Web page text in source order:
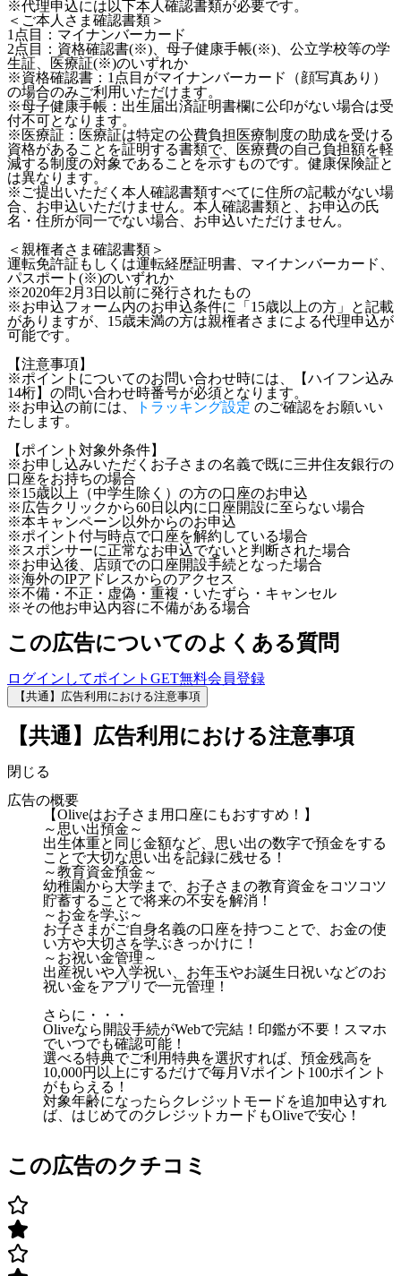
※代理申込には以下本人確認書類が必要です。
＜ご本人さま確認書類＞
1点目：マイナンバーカード
2点目：資格確認書(※)、母子健康手帳(※)、公立学校等の学
生証、医療証(※)のいずれか
※資格確認書：1点目がマイナンバーカード（顔写真あり）
の場合のみご利用いただけます。
※母子健康手帳：出生届出済証明書欄に公印がない場合は受
付不可となります。
※医療証：医療証は特定の公費負担医療制度の助成を受ける
資格があることを証明する書類で、医療費の自己負担額を軽
減する制度の対象であることを示すものです。健康保険証と
は異なります。
※ご提出いただく本人確認書類すべてに住所の記載がない場
合、お申込いただけません。本人確認書類と、お申込の氏
名・住所が同一でない場合、お申込いただけません。
＜親権者さま確認書類＞
運転免許証もしくは運転経歴証明書、マイナンバーカード、
パスポート(※)のいずれか
※2020年2月3日以前に発行されたもの
※お申込フォーム内のお申込条件に「15歳以上の方」と記載
がありますが、15歳未満の方は親権者さまによる代理申込が
可能です。
【注意事項】
※ポイントについてのお問い合わせ時には、【ハイフン込み
14桁】の問い合わせ時番号が必須となります。
※お申込の前には、
トラッキング設定 のご確認をお願いい
たします。
【ポイント対象外条件】
※お申し込みいただくお子さまの名義で既に三井住友銀行の
口座をお持ちの場合
※15歳以上（中学生除く）の方の口座のお申込
※広告クリックから60日以内に口座開設に至らない場合
※本キャンペーン以外からのお申込
※ポイント付与時点で口座を解約している場合
※スポンサーに正常なお申込でないと判断された場合
※お申込後、店頭での口座開設手続となった場合
※海外のIPアドレスからのアクセス
※不備・不正・虚偽・重複・いたずら・キャンセル
※その他お申込内容に不備がある場合
この広告についてのよくある質問
ログインしてポイントGET無料会員登録
【共通】広告利用における注意事項
【共通】広告利用における注意事項
閉じる
広告の概要
【Oliveはお子さま用口座にもおすすめ！】
～思い出預金～
出生体重と同じ金額など、思い出の数字で預金をする
ことで大切な思い出を記録に残せる！
～教育資金預金～
幼稚園から大学まで、お子さまの教育資金をコツコツ
貯蓄することで将来の不安を解消！
～お金を学ぶ～
お子さまがご自身名義の口座を持つことで、お金の使
い方や大切さを学ぶきっかけに！
～お祝い金管理～
出産祝いや入学祝い、お年玉やお誕生日祝いなどのお
祝い金をアプリで一元管理！
さらに・・・
Oliveなら開設手続がWebで完結！印鑑が不要！スマホ
でいつでも確認可能！
選べる特典でご利用特典を選択すれば、預金残高を
10,000円以上にするだけで毎月Vポイント100ポイント
がもらえる！
対象年齢になったらクレジットモードを追加申込すれ
ば、はじめてのクレジットカードもOliveで安心！
この広告のクチコミ